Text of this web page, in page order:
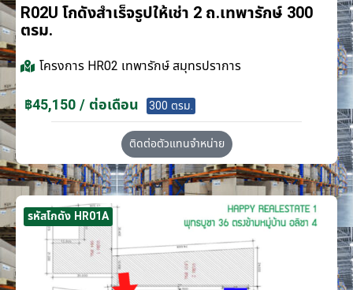
R02U โกดังสำเร็จรูปให้เช่า 2 ถ.เทพารักษ์ 300
ตรม.
โครงการ HR02 เทพารักษ์ สมุทรปราการ
฿45,150 / ต่อเดือน 300 ตรม.
ติดต่อตัวแทนจำหน่าย
รหัสโกดัง HR01A